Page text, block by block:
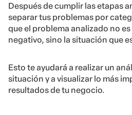
Después de cumplir las etapas
separar tus problemas por
que el problema analizado no
negativo, sino la situación que
Esto te ayudará a realizar un
situación y a visualizar lo más
resultados de tu negocio.